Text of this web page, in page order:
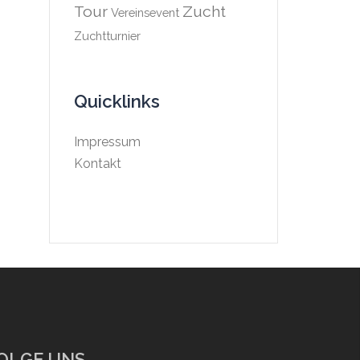
Tour Vereinsevent Zucht
Zuchtturnier
Quicklinks
Impressum
Kontakt